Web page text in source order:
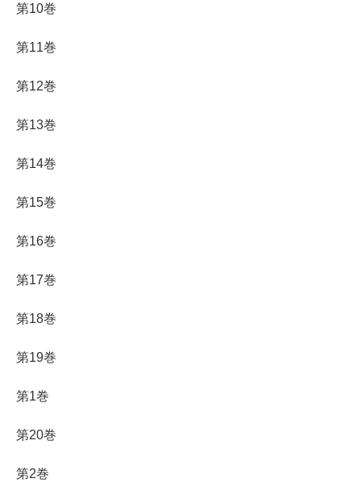
第10巻
第11巻
第12巻
第13巻
第14巻
第15巻
第16巻
第17巻
第18巻
第19巻
第1巻
第20巻
第2巻